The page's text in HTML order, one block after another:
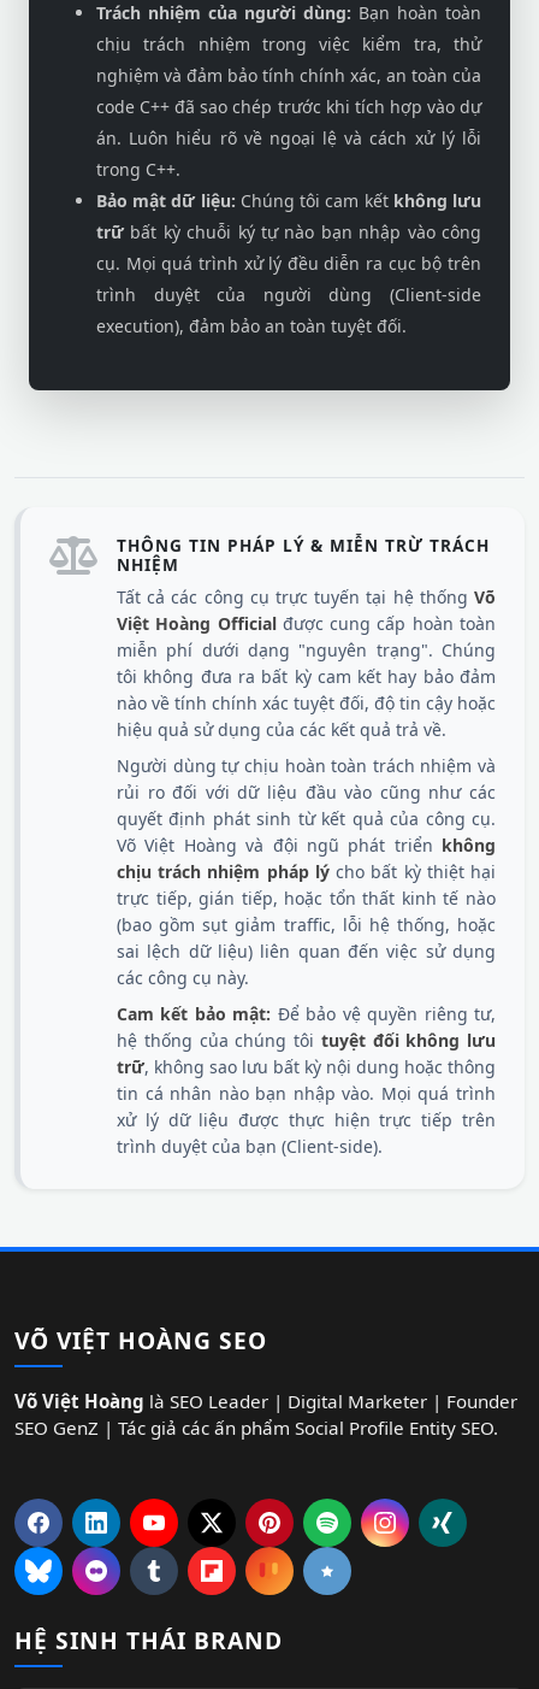
Trách nhiệm của người dùng: Bạn hoàn toàn
chịu trách nhiệm trong việc kiểm tra, thử
nghiệm và đảm bảo tính chính xác, an toàn của
code C++ đã sao chép trước khi tích hợp vào dự
án. Luôn hiểu rõ về ngoại lệ và cách xử lý lỗi
trong C++.
Bảo mật dữ liệu: Chúng tôi cam kết không lưu
trữbất kỳ chuỗi ký tự nào bạn nhập vào công
cụ. Mọi quá trình xử lý đều diễn ra cục bộ trên
trình duyệt của người dùng (Client-side
execution), đảm bảo an toàn tuyệt đối.
THÔNG TIN PHÁP LÝ & MIỄN TRỪ TRÁCH
NHIỆM
Tất cả các công cụ trực tuyến tại hệ thống Võ
Việt Hoàng Officialđược cung cấp hoàn toàn
miễn phí dưới dạng "nguyên trạng". Chúng
tôi không đưa ra bất kỳ cam kết hay bảo đảm
nào về tính chính xác tuyệt đối, độ tin cậy hoặc
hiệu quả sử dụng của các kết quả trả về.
Người dùng tự chịu hoàn toàn trách nhiệm và
rủi ro đối với dữ liệu đầu vào cũng như các
quyết định phát sinh từ kết quả của công cụ.
Võ Việt Hoàng và đội ngũ phát triển không
chịu trách nhiệm pháp lýcho bất kỳ thiệt hại
trực tiếp, gián tiếp, hoặc tổn thất kinh tế nào
(bao gồm sụt giảm traffic, lỗi hệ thống, hoặc
sai lệch dữ liệu) liên quan đến việc sử dụng
các công cụ này.
Cam kết bảo mật: Để bảo vệ quyền riêng tư,
hệ thống của chúng tôi tuyệt đối không lưu
trữ, không sao lưu bất kỳ nội dung hoặc thông
tin cá nhân nào bạn nhập vào. Mọi quá trình
xử lý dữ liệu được thực hiện trực tiếp trên
trình duyệt của bạn (Client-side).
VÕ VIỆT HOÀNG SEO
Võ Việt Hoàng là SEO Leader | Digital Marketer | Founder
SEO GenZ | Tác giả các ấn phẩm Social Profile Entity SEO.
HỆ SINH THÁI BRAND